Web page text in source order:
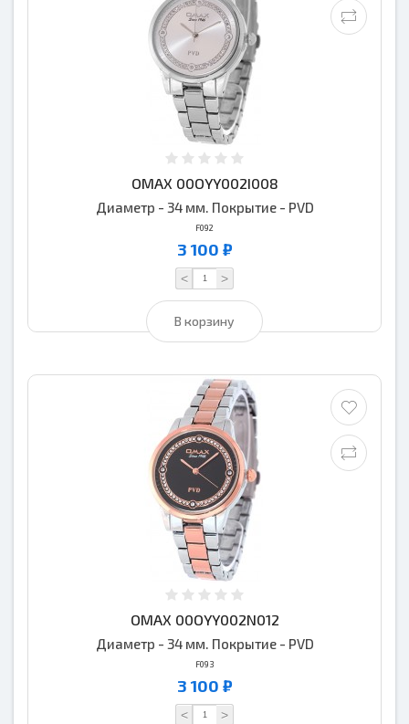
OMAX 00OYY002I008
Диаметр - 34 мм. Покрытие - PVD
F092
3 100 ₽
< >
В корзину
OMAX 00OYY002N012
Диаметр - 34 мм. Покрытие - PVD
F093
3 100 ₽
< >